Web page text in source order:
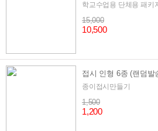
학교수업용 단체용 패키
15,000
10,500
접시 인형 6종 (랜덤발
종이접시만들기
1,500
1,200